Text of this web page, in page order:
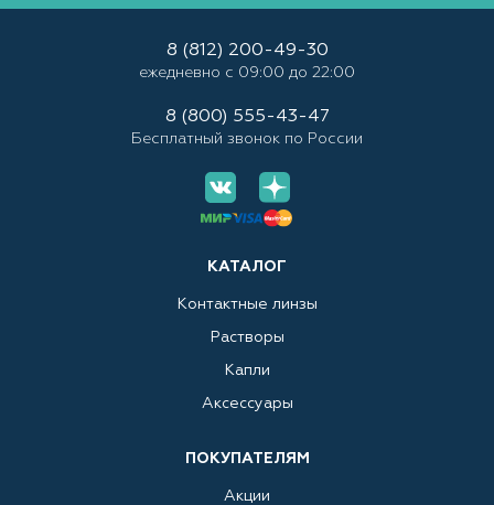
КАТАЛОГ
Контактные линзы
Растворы
Капли
Аксессуары
ПОКУПАТЕЛЯМ
Акции
8 (812) 200-49-30
ежедневно с 09:00 до 22:00
8 (800) 555-43-47
Бесплатный звонок по России